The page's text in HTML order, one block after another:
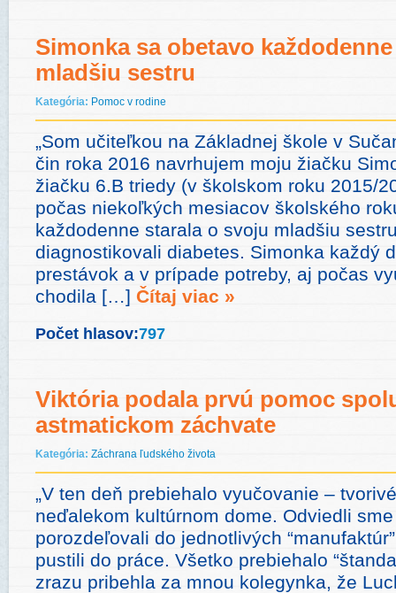
Simonka sa obetavo
mladšiu sestru
Kategória: Pomoc v rodine
„Som učiteľkou na Základnej škole v
čin roka 2016 navrhujem moju žiačku
žiačku 6.B triedy (v školskom roku 2015/
počas niekoľkých mesiacov školského
každodenne starala o svoju mladšiu
diagnostikovali diabetes. Simonka každý
prestávok a v prípade potreby, aj počas
chodila […] Čítaj viac »
Počet hlasov:797
Viktória podala prvú pomoc
astmatickom záchvate
Kategória: Záchrana ľudského života
„V ten deň prebiehalo vyučovanie –
neďalekom kultúrnom dome. Odviedli
porozdeľovali do jednotlivých
pustili do práce. Všetko prebiehalo
zrazu pribehla za mnou kolegynka, že